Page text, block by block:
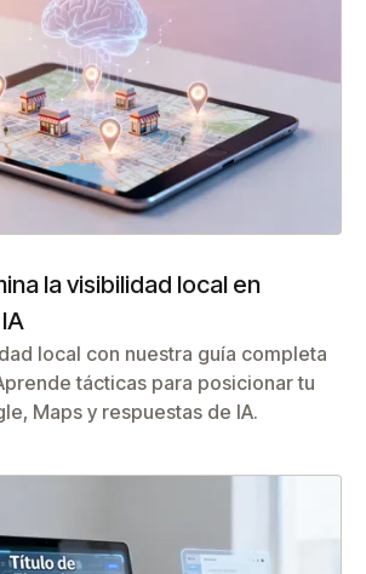
la visibilidad local en
local con nuestra guía completa
tácticas para posicionar tu
Maps y respuestas de IA.